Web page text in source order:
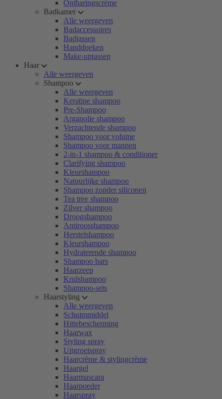
Ontharingscrème
Badkamer
Alle weergeven
Badaccessoires
Badjassen
Handdoeken
Make-uptassen
Haar
Alle weergeven
Shampoo
Alle weergeven
Keratine shampoo
Pre-Shampoo
Arganolie shampoo
Verzachtende shampoo
Shampoo voor volume
Shampoo voor mannen
2-in-1 shampoo & conditioner
Clarifying shampoo
Kleurshampoo
Natuurlijke shampoo
Shampoo zonder siliconen
Tea tree shampoo
Zilver shampoo
Droogshampoo
Antiroosshampoo
Herstelshampoo
Kleurshampoo
Hydraterende shampoo
Shampoo bars
Haarzeep
Krulshampoo
Shampoo-sets
Haarstyling
Alle weergeven
Schuimmiddel
Hittebescherming
Haarwax
Styling spray
Uitgroeispray
Haarcrème & stylingcrème
Haargel
Haarmascara
Haarpoeder
Haarspray